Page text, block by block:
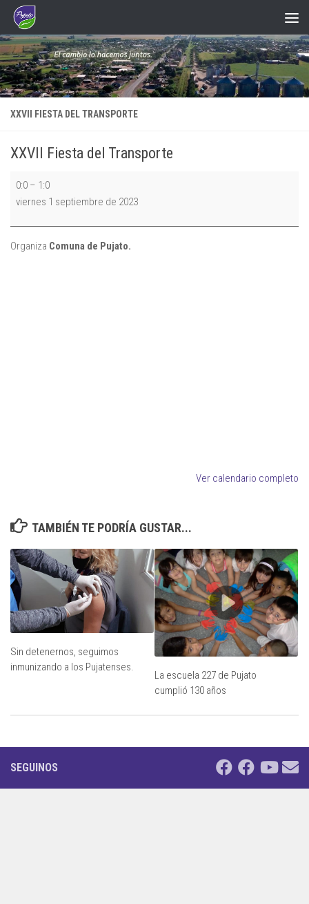
Saltar al contenido
XXVII FIESTA DEL TRANSPORTE
XXVII Fiesta del Transporte
XXVII
Fiesta
Transporte
0:0 – 1:0
viernes 1 septiembre de 2023
Organiza Comuna de Pujato.
Ver calendario completo
TAMBIÉN TE PODRÍA GUSTAR...
Sin detenernos, seguimos
inmunizando a los Pujatenses.
La escuela 227 de Pujato
cumplió 130 años
SEGUINOS